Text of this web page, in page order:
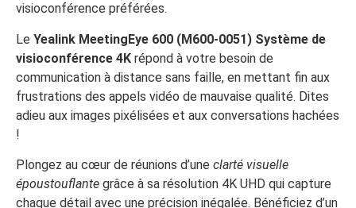
visioconférence préférées.
Le Yealink MeetingEye 600 (M600-0051) Système de
visioconférence 4K répond à votre besoin de
communication à distance sans faille, en mettant fin aux
frustrations des appels vidéo de mauvaise qualité. Dites
adieu aux images pixélisées et aux conversations hachées
!
Plongez au cœur de réunions d’une clarté visuelle
époustouflante grâce à sa résolution 4K UHD qui capture
chaque détail avec une précision inégalée. Bénéficiez d’un